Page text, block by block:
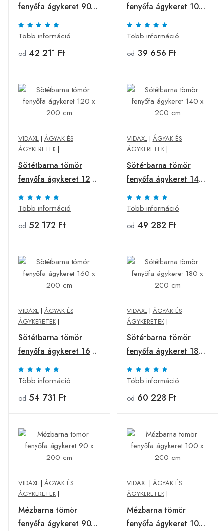
fenyőfa ágykeret 90 x
200 cm
Több információ
od 42 211 Ft
fenyőfa ágykeret 100
x 200 cm
Több információ
od 39 656 Ft
VIDAXL | ÁGYAK ÉS
ÁGYKERETEK |
Sötétbarna tömör
fenyőfa ágykeret 120
x 200 cm
Több információ
od 52 172 Ft
VIDAXL| ÁGYAK ÉS
ÁGYKERETEK|
Sötétbarna tömör
fenyőfa ágykeret 140
x 200 cm
Több információ
od 49 282 Ft
VIDAXL | ÁGYAK ÉS
ÁGYKERETEK |
Sötétbarna tömör
fenyőfa ágykeret 160
x 200 cm
Több információ
od 54 731 Ft
VIDAXL| ÁGYAK ÉS
ÁGYKERETEK|
Sötétbarna tömör
fenyőfa ágykeret 180
x 200 cm
Több információ
od 60 228 Ft
VIDAXL | ÁGYAK ÉS
ÁGYKERETEK |
Mézbarna tömör
fenyőfa ágykeret 90 x
VIDAXL| ÁGYAK ÉS
ÁGYKERETEK|
Mézbarna tömör
fenyőfa ágykeret 100